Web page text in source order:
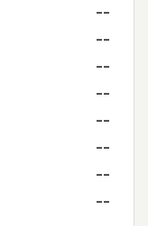
--
--
--
--
--
--
--
--